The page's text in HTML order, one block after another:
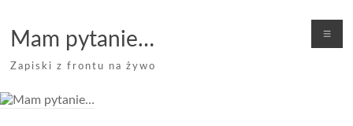
content
Mam pytanie…
Zapiski z frontu na żywo